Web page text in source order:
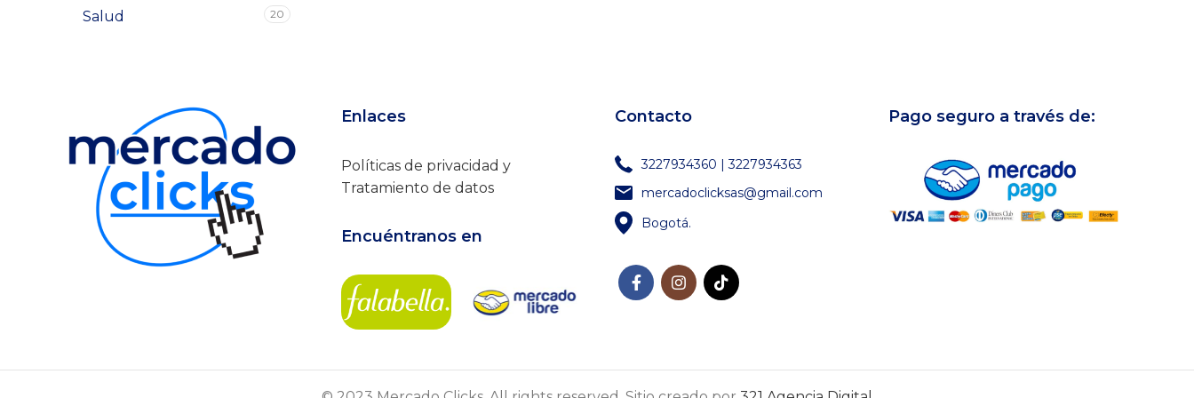
Salud 20
Enlaces
Políticas de privacidad y
Tratamiento de datos
Encuéntranos en
Contacto
3227934360 | 3227934363
mercadoclicksas@gmail.com
Bogotá.
Pago seguro a través de: